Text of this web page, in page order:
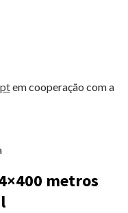
em cooperação com a
metros